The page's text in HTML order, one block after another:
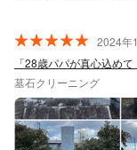
2024年
「28歳パパが真心込め
墓石クリーニング